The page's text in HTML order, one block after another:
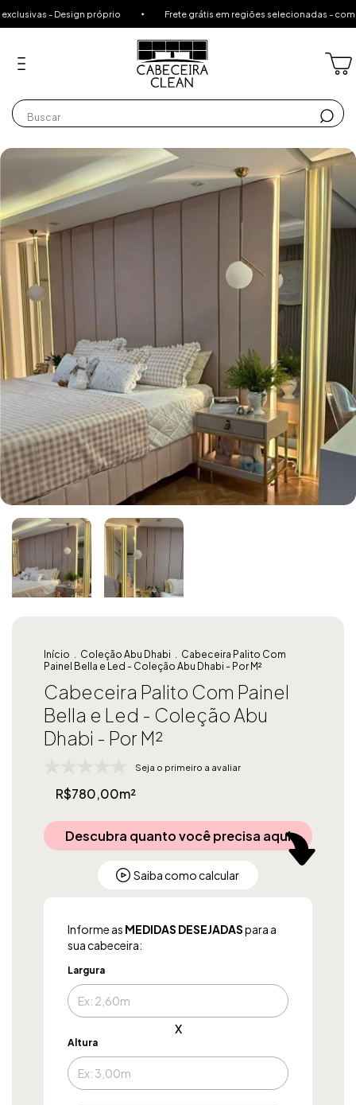
próprio Frete grátis em regiões selecionadas - compras acima
Início Coleção Abu Dhabi
Cabeceira Palito Com
Painel Bella e Led - Coleção Abu Dhabi - Por M²
Cabeceira Palito Com Painel
Bella e Led - Coleção Abu
Dhabi - Por M²
Seja o primeiro a avaliar
R$780,00m²
Descubra quanto você precisa aqui
Saiba como calcular
Informe as MEDIDAS DESEJADASpara a
sua cabeceira:
Largura
x
Altura